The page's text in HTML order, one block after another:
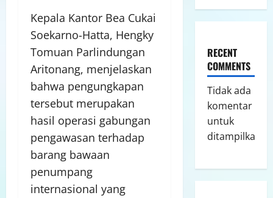
Kepala Kantor Bea Cukai
Soekarno-Hatta, Hengky
Tomuan Parlindungan
Aritonang, menjelaskan
bahwa pengungkapan
tersebut merupakan
hasil operasi gabungan
pengawasan terhadap
barang bawaan
penumpang
internasional yang
RECENT
COMMENTS
Tidak ada
komentar
untuk
ditampilkan.